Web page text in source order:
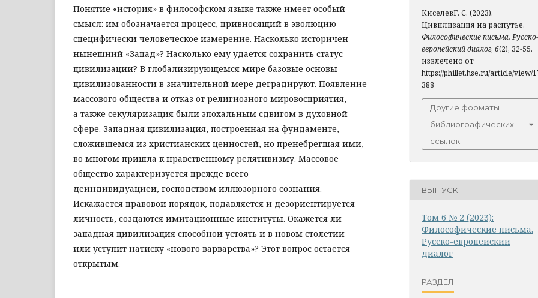
Понятие «история» в философском языке также имеет особый
смысл: им обозначается процесс, привносящий в эволюцию
специфически человеческое измерение. Насколько историчен
нынешний «Запад»? Насколько ему удается сохранить статус
цивилизации? В глобализирующемся мире базовые основы
цивилизованности в значительной мере деградируют. Появление
массового общества и отказ от религиозного мировосприятия,
а также секуляризация были эпохальным сдвигом в духовной
сфере. Западная цивилизация, построенная на фундаменте,
сложившемся из христианских ценностей, но пренебрегшая ими,
во многом пришла к нравственному релятивизму. Массовое
общество характеризуется прежде всего
деиндивидуацией, господством иллюзорного сознания.
Искажается правовой порядок, подавляется и дезориентируется
личность, создаются имитационные институты. Окажется ли
западная цивилизация способной устоять и в новом столетии
или уступит натиску «нового варварства»? Этот вопрос остается
открытым.
КиселевГ. С. (2023).
Цивилизация на распутье.
Философические письма. Русско-
европейский диалог, 6(2), 32-55.
извлечено от
https://phillet.hse.ru/article/view/
388
Другие форматы
библиографических
ссылок
ВЫПУСК
Том 6 № 2 (2023):
Философические письма.
Русско-европейский
диалог
РАЗДЕЛ